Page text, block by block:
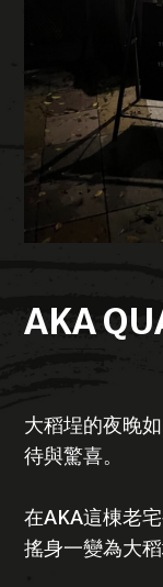
AKA
大稻埕的夜晚
待與驚喜。
在AKA這棟老
搖身一變為大